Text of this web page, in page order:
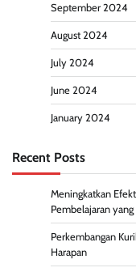
September 2024
August 2024
July 2024
June 2024
January 2024
Recent Posts
Meningkatkan
Pembelajaran
Perkembangan
Harapan